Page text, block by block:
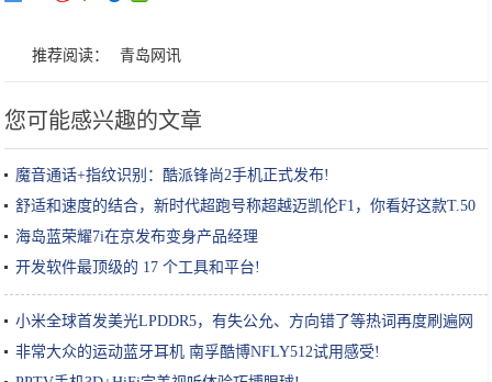
推荐阅读： 青岛网讯
您可能感兴趣的文章
魔音通话+指纹识别：酷派锋尚2手机正式发布!
舒适和速度的结合，新时代超跑号称超越迈凯伦F1，你看好这款T.50
吗
海岛蓝荣耀7i在京发布变身产品经理
开发软件最顶级的 17 个工具和平台!
小米全球首发美光LPDDR5，有失公允、方向错了等热词再度刷遍网
圈!
非常大众的运动蓝牙耳机 南孚酷博NFLY512试用感受!